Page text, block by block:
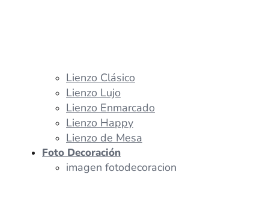
Lienzo Clásico
Lienzo Lujo
Lienzo Enmarcado
Lienzo Happy
Lienzo de Mesa
Foto Decoración
imagen fotodecoracion